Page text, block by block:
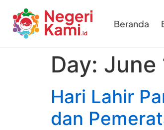
Beranda
Day: June
Hari Lahir
dan